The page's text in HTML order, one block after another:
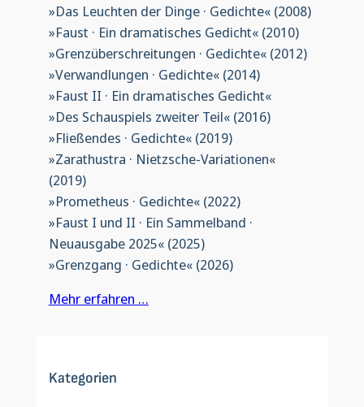
»Das Leuchten der Dinge · Gedichte« (2008)
»Faust · Ein dramatisches Gedicht« (2010)
»Grenzüberschreitungen · Gedichte« (2012)
»Verwandlungen · Gedichte« (2014)
»Faust II · Ein dramatisches Gedicht«
»Des Schauspiels zweiter Teil« (2016)
»Fließendes · Gedichte« (2019)
»Zarathustra · Nietzsche-Variationen«
(2019)
»Prometheus · Gedichte« (2022)
»Faust I und II · Ein Sammelband ·
Neuausgabe 2025« (2025)
»Grenzgang · Gedichte« (2026)
Mehr erfahren …
Kategorien